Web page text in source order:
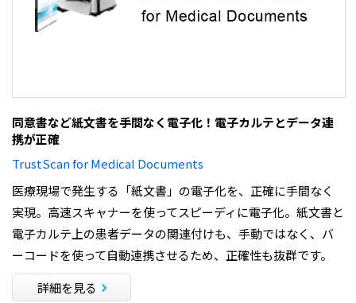
同意書など紙文書を手間なく電子化！電子カルテとデータ連
携が正確
TrustScan for Medical Documents
医療現場で発生する「紙文書」の電子化を、正確に手間なく
実現。高速スキャナーを使ってスピーディに電子化。紙文書と
電子カルテ上の患者データの関連付けも、手動ではなく、バ
ーコードを使って自動連携させるため、正確性も抜群です。
詳細を見る